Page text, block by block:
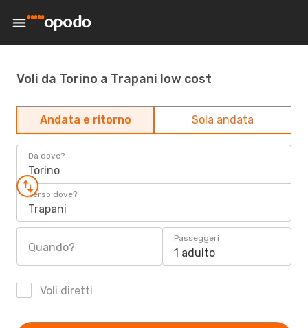
Voli da Torino a Trapani low cost
Andata e ritorno Sola andata
Da dove?
Torino
Verso dove?
Trapani
Quando?
Passeggeri
1 adulto
Voli diretti